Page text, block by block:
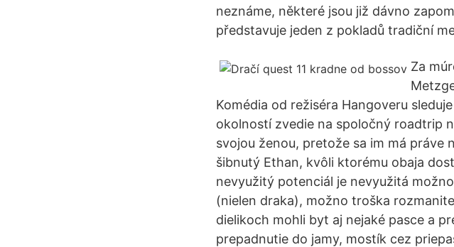
neznáme, některé jsou již dávno
představuje jeden z pokladů tradiční
Za
Komédia od režiséra Hangoveru
okolností zvedie na spoločný roadtrip
svojou ženou, pretože sa im má práve
šibnutý Ethan, kvôli ktorému obaja
nevyužitý potenciál je nevyužitá
(nielen draka), možno troška
dielikoch mohli byt aj nejaké pasce a
prepadnutie do jamy, mostík cez